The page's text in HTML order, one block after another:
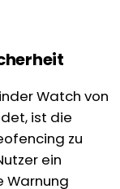
Watch von
ist die
zu
ein
Warnung